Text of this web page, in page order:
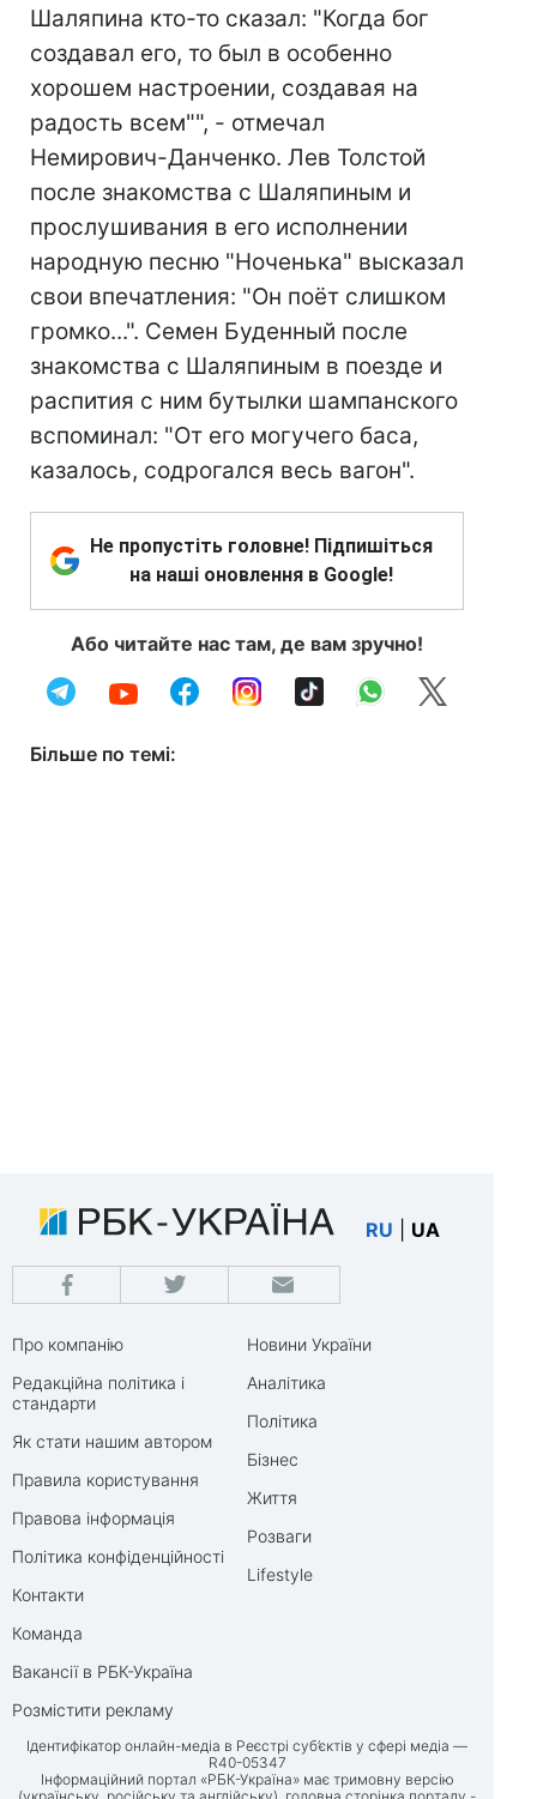
Шаляпина кто-то сказал: "Когда бог
создавал его, то был в особенно
хорошем настроении, создавая на
радость всем"", - отмечал
Немирович-Данченко. Лев Толстой
после знакомства с Шаляпиным и
прослушивания в его исполнении
народную песню "Ноченька" высказал
свои впечатления: "Он поёт слишком
громко...". Семен Буденный после
знакомства с Шаляпиным в поезде и
распития с ним бутылки шампанского
вспоминал: "От его могучего баса,
казалось, содрогался весь вагон".
Не пропустіть головне! Підпишіться
на наші оновлення в Google!
Або читайте нас там, де вам зручно!
Більше по темі:
RU UA
Про компанію
Редакційна політика і
стандарти
Як стати нашим автором
Правила користування
Правова інформація
Політика конфіденційності
Контакти
Команда
Вакансії в РБК-Україна
Розмістити рекламу
Новини України
Аналітика
Політика
Бізнес
Життя
Розваги
Lifestyle
Ідентифікатор онлайн-медіа в Реєстрі суб’єктів у сфері медіа —
R40-05347
Інформаційний портал «РБК-Україна» має тримовну версію